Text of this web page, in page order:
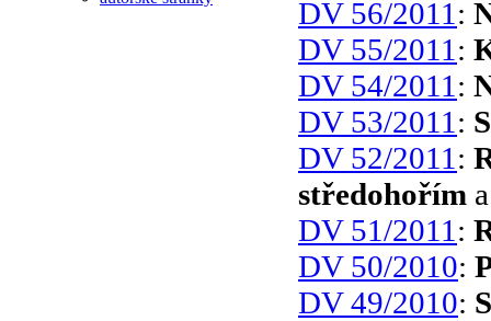
DV 56/2011 :
DV 55/2011 :
DV 54/2011 :
DV 53/2011 :
DV 52/2011 :
středohořím
DV 51/2011 :
DV 50/2010:
DV 49/2010: